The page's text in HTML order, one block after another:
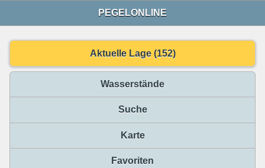
PEGELONLINE
Aktuelle Lage (152)
Wasserstände
Suche
Karte
Favoriten